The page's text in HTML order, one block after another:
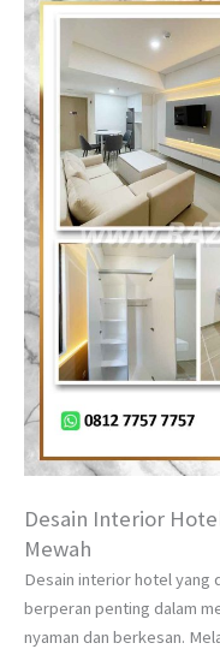
Desain Interior
Mewah
Desain interior hotel yang
berperan penting dalam
nyaman dan berkesan.